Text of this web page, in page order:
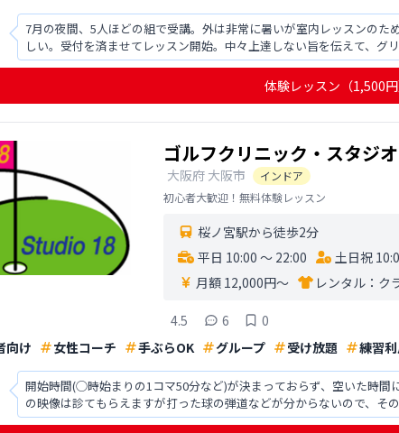
7月の夜間、5人ほどの組で受講。外は非常に暑いが室内レッスンの
しい。受付を済ませてレッスン開始。中々上達しない旨を伝えて、
った。複数人制のため、受講者1人当たりの指導
体験レッスン （1,500円
ゴルフクリニック・スタジ
大阪府 大阪市
インドア
初心者大歓迎！無料体験レッスン
桜ノ宮駅から徒歩2分
平日 10:00 〜 22:00
土日祝
月額 12,000円〜
レンタル： ク
4.5 6
0
向け
女性コーチ 手ぶらOK グループ 受け放題 練習
開始時間(◯時始まりの1コマ50分など)が決まっておらず、空いた時
の映像は診てもらえますが打った球の弾道などが分からないので、
ついてはとても気さくな感じで好印象を持